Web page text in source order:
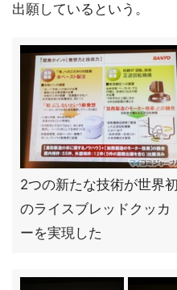
出願しているという。
2つの新たな技術が世界初
のライスブレッドクッカ
ーを実現した